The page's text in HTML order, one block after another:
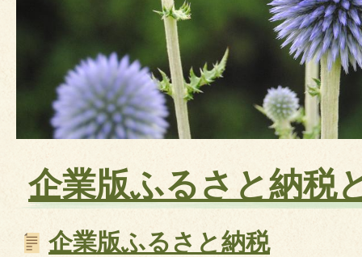
企業版ふるさと納税
企業版ふるさと納税